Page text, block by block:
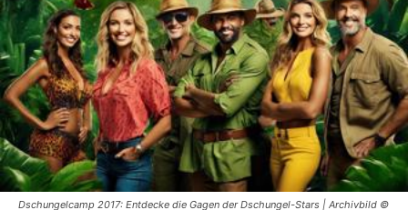
Dschungelcamp 2017: Entdecke die Gagen der Dschungel-Stars | Archivbild ©